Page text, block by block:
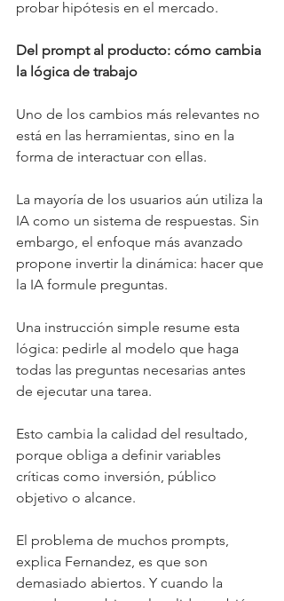
probar hipótesis en el mercado.
Del prompt al producto: cómo cambia
la lógica de trabajo
Uno de los cambios más relevantes no
está en las herramientas, sino en la
forma de interactuar con ellas.
La mayoría de los usuarios aún utiliza la
IA como un sistema de respuestas. Sin
embargo, el enfoque más avanzado
propone invertir la dinámica: hacer que
la IA formule preguntas.
Una instrucción simple resume esta
lógica: pedirle al modelo que haga
todas las preguntas necesarias antes
de ejecutar una tarea.
Esto cambia la calidad del resultado,
porque obliga a definir variables
críticas como inversión, público
objetivo o alcance.
El problema de muchos prompts,
explica Fernandez, es que son
demasiado abiertos. Y cuando la